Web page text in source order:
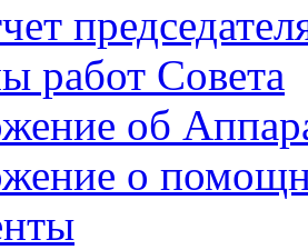
работ Совета
об
о